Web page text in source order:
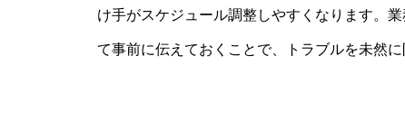
け手がスケジュール調整しやすくなります。
て事前に伝えておくことで、トラブルを未然に